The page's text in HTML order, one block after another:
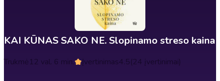
KAI KŪNAS SAKO NE. Slopinamo streso kaina
Trukmė12 val. 6 min. Įvertinimas4.5(24 įvertinimai)